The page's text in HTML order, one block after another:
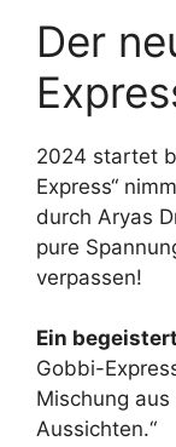
Der
2024 startet
Express“
durch Aryas
pure
verpassen!
Ein
Gobbi-
Mischung
Aussichten.“